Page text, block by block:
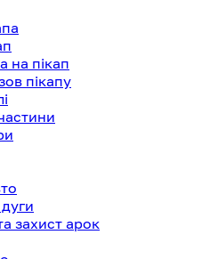
на пікап
пікапу
захист арок